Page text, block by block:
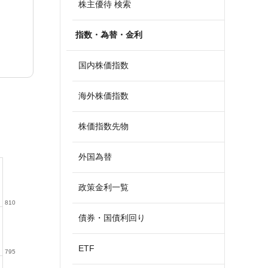
795
810
株主優待 検索
指数・為替・金利
国内株価指数
海外株価指数
株価指数先物
外国為替
政策金利一覧
債券・国債利回り
ETF